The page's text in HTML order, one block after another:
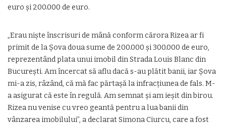
euro şi 200.000 de euro.
„Erau nişte înscrisuri de mână conform cărora Rizea ar fi
primit de la Şova doua sume de 200.000 şi 300.000 de euro,
reprezentând plata unui imobil din Strada Louis Blanc din
Bucureşti. Am încercat să aflu dacă s-au plătit banii, iar Şova
mi-a zis, râzând, că mă fac părtaşă la infracţiunea de fals. M-
a asigurat că este în regulă. Am semnat şi am ieşit din birou.
Rizea nu venise cu vreo geantă pentru a lua banii din
vânzarea imobilului”, a declarat Simona Ciurcu, care a fost